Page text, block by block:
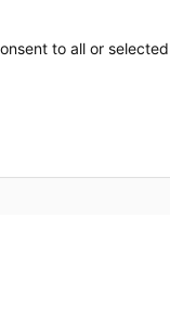
to all or